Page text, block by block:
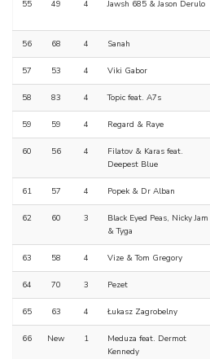
55 49 4 Jawsh 685 & Jason Derulo
56 68 4 Sanah
57 53 4 Viki Gabor
58 83 4 Topic feat. A7s
59 59 4 Regard & Raye
60 56 4
Filatov & Karas feat.
Deepest Blue
61 57 4 Popek & Dr Alban
62 60 3
Black Eyed Peas, Nicky Jam
& Tyga
63 58 4 Vize & Tom Gregory
64 70 3 Pezet
65 63 4 Łukasz Zagrobelny
66 New 1
Meduza feat. Dermot
Kennedy